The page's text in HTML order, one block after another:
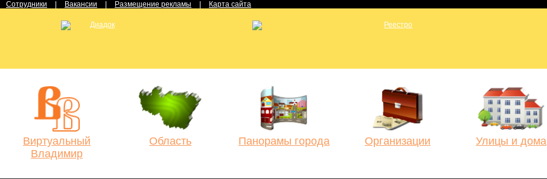
Сотрудники Вакансии Размещение рекламы Карта сайта
Виртуальный
Владимир
Область Панорамы города Организации Улицы и дома